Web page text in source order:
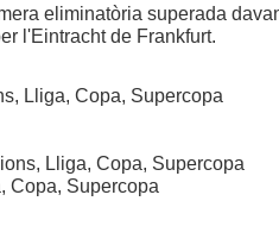
eliminatòria superada
l'Eintracht de Frankfurt.
Lliga, Copa, Supercopa
Lliga, Copa, Supercopa
Copa, Supercopa